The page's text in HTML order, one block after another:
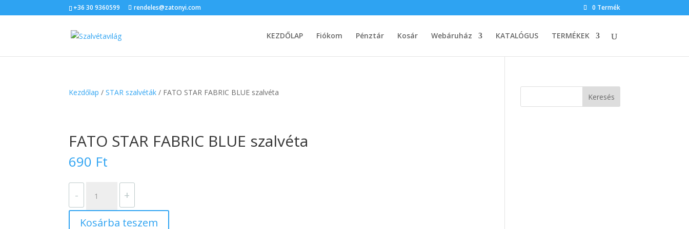
+36 30 9360599 rendeles@zatonyi.com 0 Termék
KEZDŐLAP Fiókom Pénztár Kosár Webáruház KATALÓGUS TERMÉKEK
Kezdőlap /STAR szalvéták / FATO STAR FABRIC BLUE szalvéta
FATO STAR FABRIC BLUE szalvéta
690 Ft
-
STAR
FABRIC
BLUE
+
Kosárba teszem
Keresés